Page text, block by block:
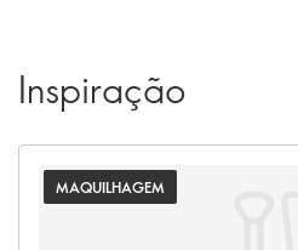
Inspiração
MAQUILHAGEM